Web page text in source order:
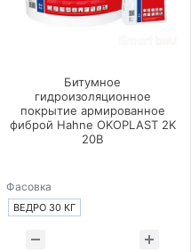
Битумное
гидроизоляционное
покрытие армированное
фиброй Hahne OKOPLAST 2K
20B
Фасовка
ВЕДРО 30 КГ